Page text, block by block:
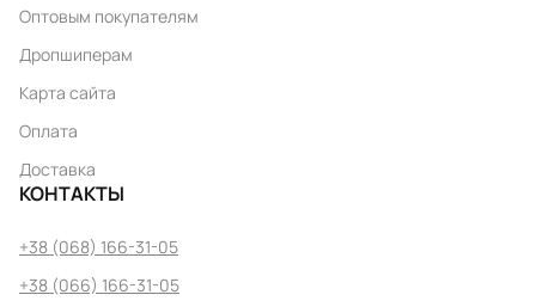
Оптовым покупателям
Дропшиперам
Карта сайта
Оплата
Доставка
КОНТАКТЫ
+38 (068) 166-31-05
+38 (066) 166-31-05